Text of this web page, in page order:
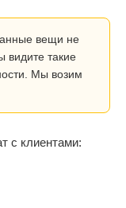
вещи не
видите такие
Мы возим
с клиентами: